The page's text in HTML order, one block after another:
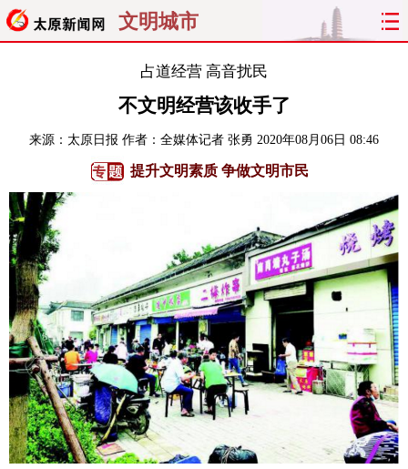
文明城市
聚焦 太原
关注 文明
曝光 综合
旅游 教育
看天下 晋月读 最太原 网罗民生
太原日报 太原晚报 热评
占道经营 高音扰民
不文明经营该收手了
来源： 太原日报 作者：全媒体记者 张勇 2020年08月06日 08:46
提升文明素质 争做文明市民